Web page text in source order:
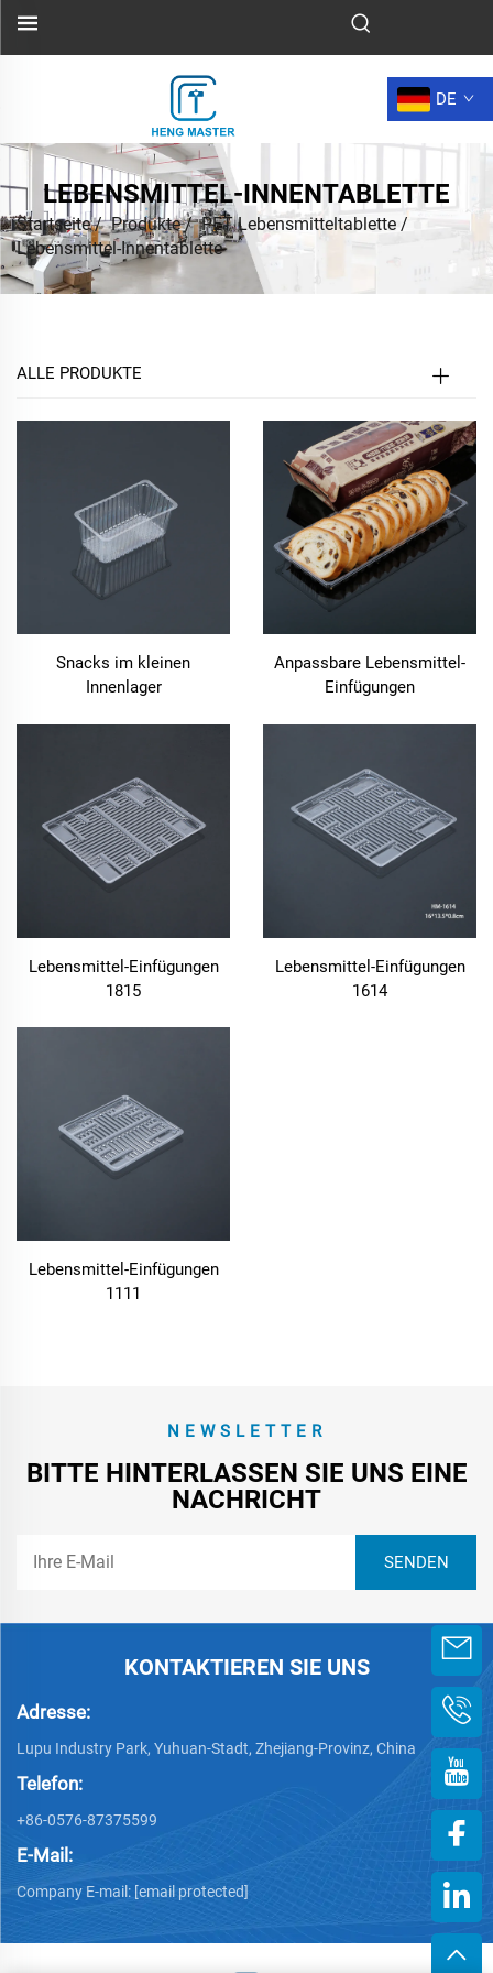
DE
LEBENSMITTEL-INNENTABLETTE
Startseite/Produkte/PET Lebensmitteltablette /
Lebensmittel-Innentablette
ALLE PRODUKTE
Snacks im kleinen
Innenlager
Anpassbare Lebensmittel-
Einfügungen
Lebensmittel-Einfügungen
1815
Lebensmittel-Einfügungen
1614
Lebensmittel-Einfügungen
1111
NEWSLETTER
BITTE HINTERLASSEN SIE UNS EINE
NACHRICHT
KONTAKTIEREN SIE UNS
Adresse:
Lupu Industry Park, Yuhuan-Stadt, Zhejiang-Provinz, China
Telefon:
+86-0576-87375599
E-Mail:
Company E-mail: [email protected]